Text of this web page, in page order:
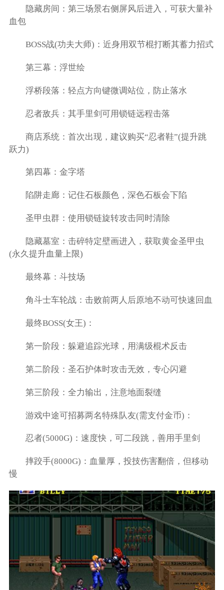
隐藏房间：第三场景右侧屏风后进入，可获大量补
血包
BOSS战(功夫大师)：近身用双节棍打断其蓄力招式
第三幕：浮世绘
浮桥段落：轻点方向键微调站位，防止落水
忍者敌兵：其手里剑可用锁链远程击落
商店系统：首次出现，建议购买“忍者鞋”(提升跳
跃力)
第四幕：金字塔
陷阱走廊：记住石板颜色，深色石板会下陷
圣甲虫群：使用锁链旋转攻击同时清除
隐藏墓室：击碎特定壁画进入，获取黄金圣甲虫
(永久提升血量上限)
最终幕：斗技场
角斗士车轮战：击败前两人后原地不动可快速回血
最终BOSS(女王)：
第一阶段：躲避追踪光球，用满级棍术反击
第二阶段：圣石护体时攻击无效，专心闪避
第三阶段：全力输出，注意地面裂缝
游戏中途可招募两名特殊队友(需支付金币)：
忍者(5000G)：速度快，可二段跳，善用手里剑
摔跤手(8000G)：血量厚，投技伤害翻倍，但移动
慢